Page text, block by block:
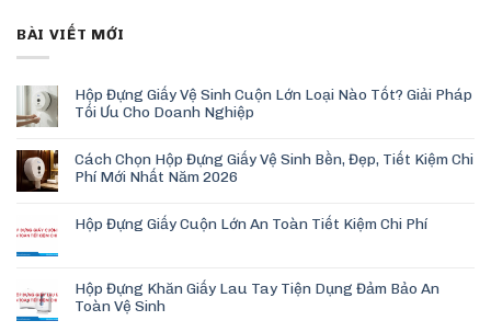
BÀI VIẾT MỚI
Hộp Đựng Giấy Vệ Sinh Cuộn Lớn Loại Nào Tốt? Giải Pháp
Tối Ưu Cho Doanh Nghiệp
Cách Chọn Hộp Đựng Giấy Vệ Sinh Bền, Đẹp, Tiết Kiệm Chi
Phí Mới Nhất Năm 2026
Hộp Đựng Giấy Cuộn Lớn An Toàn Tiết Kiệm Chi Phí
Hộp Đựng Khăn Giấy Lau Tay Tiện Dụng Đảm Bảo An
Toàn Vệ Sinh